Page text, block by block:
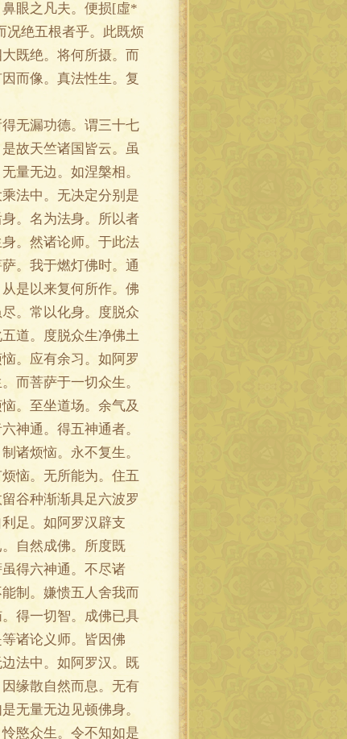
眼之凡夫。便损[虛*
况绝五根者乎。此既烦
既绝。将何所摄。而
而像。真法性生。复
无漏功德。谓三十七
故天竺诸国皆云。虽
量无边。如涅槃相。
法中。无决定分别是
。名为法身。所以者
。然诸论师。于此法
。我于燃灯佛时。通
是以来复何所作。佛
。常以化身。度脱众
道。度脱众生净佛土
。应有余习。如阿罗
而菩萨于一切众生。
。至坐道场。余气及
神通。得五神通者。
诸烦恼。永不复生。
恼。无所能为。住五
谷种渐渐具足六波罗
足。如阿罗汉辟支
自然成佛。所度既
得六神通。不尽诸
制。嫌愦五人舍我而
得一切智。成佛已具
诸论义师。皆因佛
法中。如阿罗汉。既
缘散自然而息。无有
无量无边见顿佛身。
愍众生。令不知如是